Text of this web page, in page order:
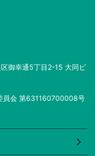
御幸通5丁目2-15 大同ビ
員会 第631160700008号